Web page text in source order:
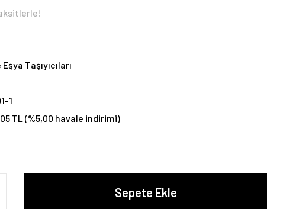
Taşıyıcıları
1
TL (%5,00 havale indirimi)
Sepete Ekle